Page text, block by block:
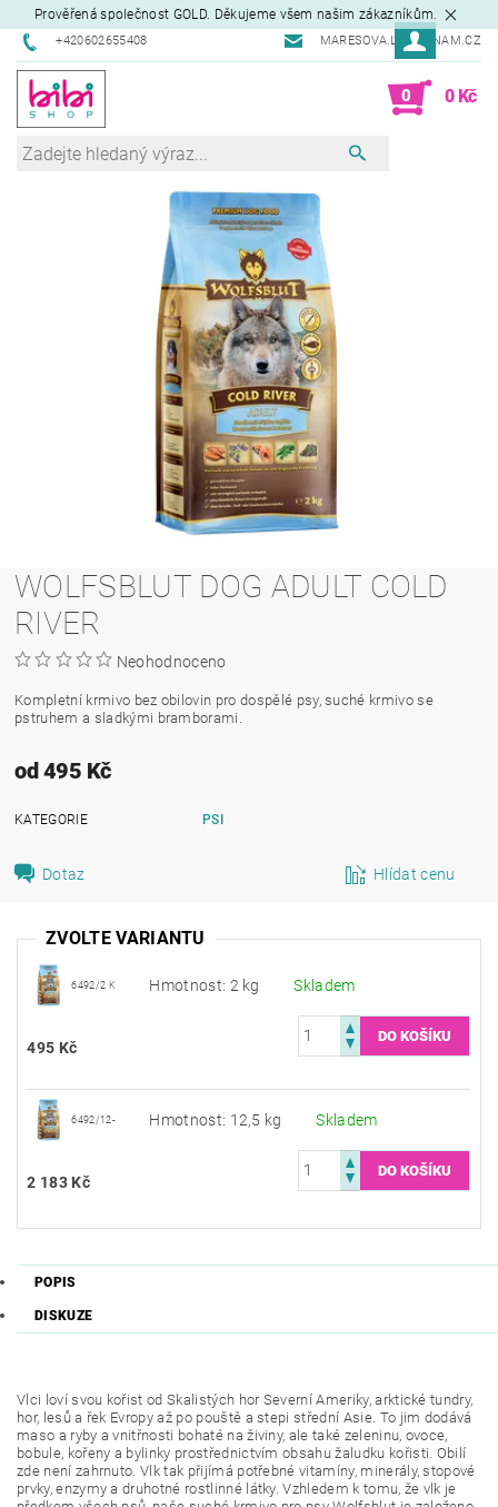
Prověřená společnost GOLD. Děkujeme všem našim zákazníkům.
+420602655408 MARESOVA.L@SEZNAM.CZ
0 0 Kč
WOLFSBLUT DOG ADULT COLD
RIVER
Neohodnoceno
Kompletní krmivo bez obilovin pro dospělé psy, suché krmivo se
pstruhem a sladkými bramborami.
od 495 Kč
KATEGORIE PSI
Dotaz Hlídat cenu
ZVOLTE VARIANTU
6492/2 K Hmotnost: 2 kg Skladem
495 Kč
6492/12- Hmotnost: 12,5 kg Skladem
2 183 Kč
POPIS
DISKUZE
Vlci loví svou kořist od Skalistých hor Severní Ameriky, arktické tundry,
hor, lesů a řek Evropy až po pouště a stepi střední Asie. To jim dodává
maso a ryby a vnitřnosti bohaté na živiny, ale také zeleninu, ovoce,
bobule, kořeny a bylinky prostřednictvím obsahu žaludku kořisti. Obilí
zde není zahrnuto. Vlk tak přijímá potřebné vitamíny, minerály, stopové
prvky, enzymy a druhotné rostlinné látky. Vzhledem k tomu, že vlk je